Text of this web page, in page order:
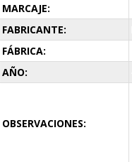
MARCAJE:
FABRICANTE:
FÁBRICA:
AÑO:
OBSERVACIONES: